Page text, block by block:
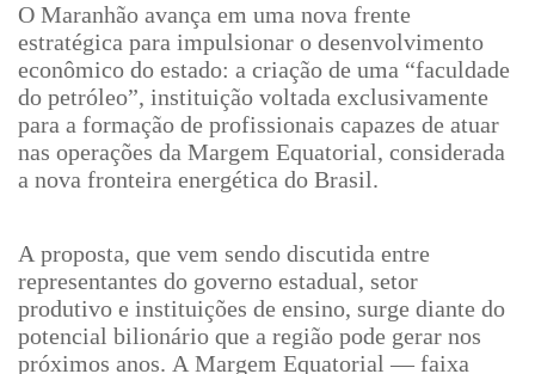
O Maranhão avança em uma nova frente
estratégica para impulsionar o desenvolvimento
econômico do estado: a criação de uma “faculdade
do petróleo”, instituição voltada exclusivamente
para a formação de profissionais capazes de atuar
nas operações da Margem Equatorial, considerada
a nova fronteira energética do Brasil.
A proposta, que vem sendo discutida entre
representantes do governo estadual, setor
produtivo e instituições de ensino, surge diante do
potencial bilionário que a região pode gerar nos
próximos anos. A Margem Equatorial — faixa